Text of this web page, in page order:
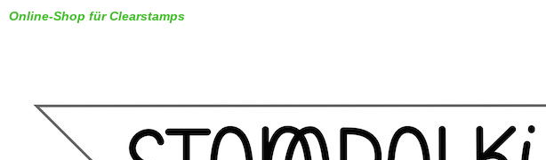
Online-Shop für Clearstamps